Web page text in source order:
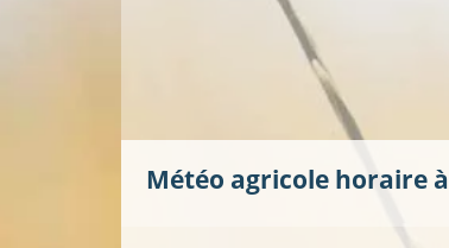
Météo agricole horaire à